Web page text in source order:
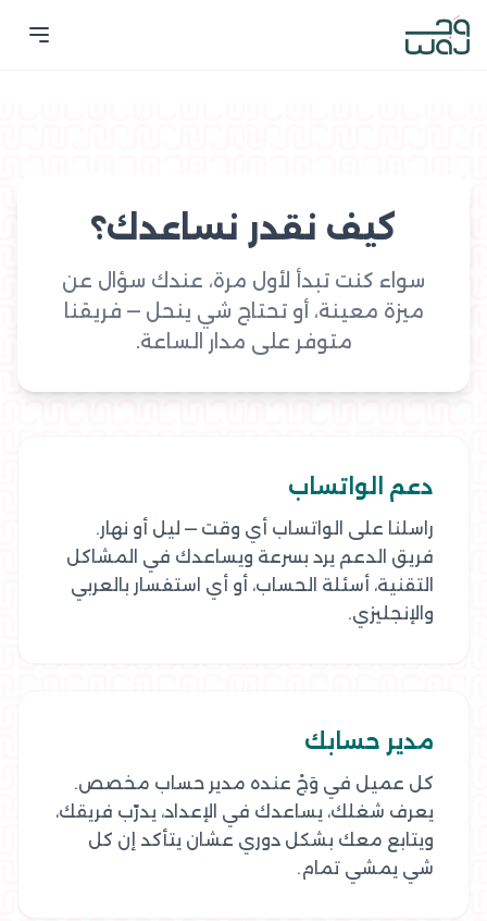
كيف نقدر نساعدك؟
سواء كنت تبدأ لأول مرة، عندك سؤال عن
ميزة معينة، أو تحتاج شي ينحل — فريقنا
متوفر على مدار الساعة.
دعم الواتساب
راسلنا على الواتساب أي وقت — ليل أو نهار.
فريق الدعم يرد بسرعة ويساعدك في المشاكل
التقنية، أسئلة الحساب، أو أي استفسار بالعربي
والإنجليزي.
مدير حسابك
كل عميل في وَجْ عنده مدير حساب مخصص.
يعرف شغلك، يساعدك في الإعداد، يدرّب فريقك،
ويتابع معك بشكل دوري عشان يتأكد إن كل
شي يمشي تمام.